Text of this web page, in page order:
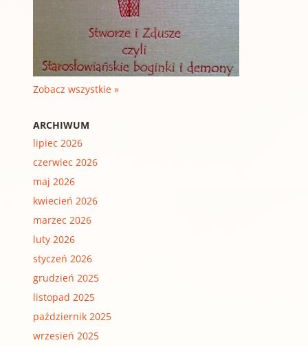
Zobacz wszystkie »
ARCHIWUM
lipiec 2026
czerwiec 2026
maj 2026
kwiecień 2026
marzec 2026
luty 2026
styczeń 2026
grudzień 2025
listopad 2025
październik 2025
wrzesień 2025